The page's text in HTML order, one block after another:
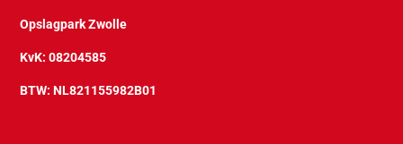
Opslagpark Zwolle
KvK: 08204585
BTW: NL821155982B01